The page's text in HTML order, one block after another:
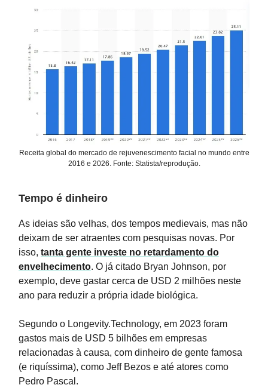
Receita global do mercado de rejuvenescimento facial no mundo entre
2016 e 2026. Fonte: Statista/reprodução.
Tempo é dinheiro
As ideias são velhas, dos tempos medievais, mas não
deixam de ser atraentes com pesquisas novas. Por
isso, tanta gente investe no retardamento do
envelhecimento. O já citado Bryan Johnson, por
exemplo, deve gastar cerca de USD 2 milhões neste
ano para reduzir a própria idade biológica.
Segundo o Longevity.Technology, em 2023 foram
gastos mais de USD 5 bilhões em empresas
relacionadas à causa, com dinheiro de gente famosa
(e riquíssima), como Jeff Bezos e até atores como
Pedro Pascal.